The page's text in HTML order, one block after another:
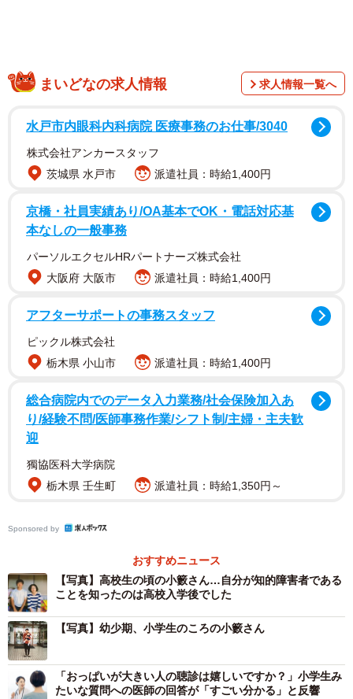
小籔伸也さん
そうした自身の特性を受け入れ、小籔さんは現在、俳優と
して日々、演技力を磨く。
重度障害者の母親を支えた幼少期
小籔さんは母子家庭育ちだ。重度の視覚障害者だった母親
は、手足や顔などの筋肉が徐々に痩せていく「筋萎縮性側
まいどなの求人情報 求人情報一覧へ
水戸市内眼科内科病院 医療事務のお仕事/3040
株式会社アンカースタッフ
茨城県 水戸市
派遣社員：時給1,400円
京橋・社員実績あり/OA基本でOK・電話対応基
本なしの一般事務
パーソルエクセルHRパートナーズ株式会社
大阪府 大阪市
派遣社員：時給1,400円
アフターサポートの事務スタッフ
ピックル株式会社
栃木県 小山市
派遣社員：時給1,400円
総合病院内でのデータ入力業務/社会保険加入あ
り/経験不問/医師事務作業/シフト制/主婦・主夫歓
迎
獨協医科大学病院
栃木県 壬生町
派遣社員：時給1,350円～
Sponsored by
おすすめニュース
【写真】高校生の頃の小籔さん…自分が知的障害者である
ことを知ったのは高校入学後でした
【写真】幼少期、小学生のころの小籔さん
「おっぱいが大きい人の聴診は嬉しいですか？」小学生み
たいな質問への医師の回答が「すごい分かる」と反響